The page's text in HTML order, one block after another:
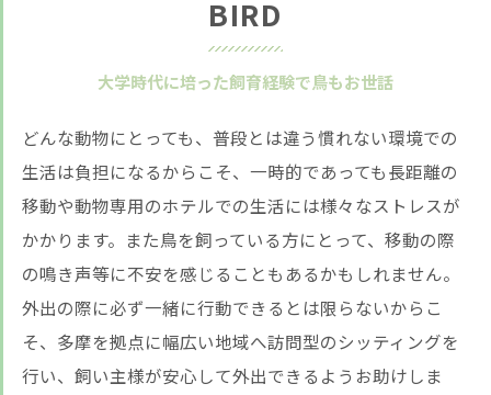
大学時代に培った飼育経験で鳥もお世話
BIRD
どんな動物にとっても、普段とは違う慣れない環境での
生活は負担になるからこそ、一時的であっても長距離の
移動や動物専用のホテルでの生活には様々なストレスが
かかります。また鳥を飼っている方にとって、移動の際
の鳴き声等に不安を感じることもあるかもしれません。
外出の際に必ず一緒に行動できるとは限らないからこ
そ、多摩を拠点に幅広い地域へ訪問型のシッティングを
行い、飼い主様が安心して外出できるようお助けしま